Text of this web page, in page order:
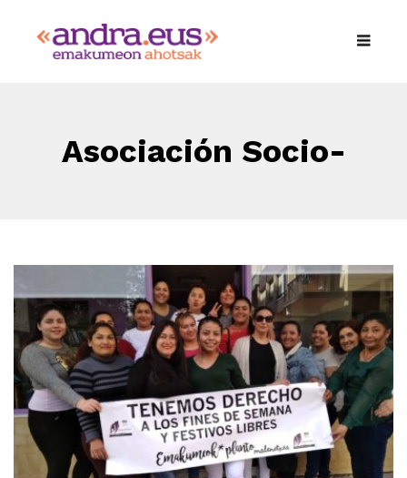
Asociación Socio-
Cultural Abya Yala